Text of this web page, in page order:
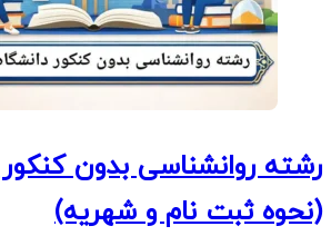
رشته روانشناسی بدون کنکور
(نحوه ثبت نام و شهریه)